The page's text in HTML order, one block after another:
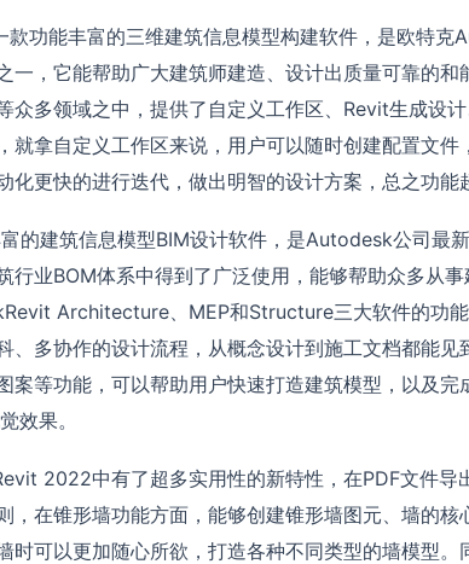
功能丰富的三维建筑信息模型构建软件，是欧特克
一，它能帮助广大建筑师建造、设计出质量可靠的
众多领域之中，提供了自定义工作区、Revit生成设
就拿自定义工作区来说，用户可以随时创建配置文
化更快的进行迭代，做出明智的设计方案，总之功能
的建筑信息模型BIM设计软件，是Autodesk公司最
行业BOM体系中得到了广泛使用，能够帮助众多从
Architecture、MEP和Structure三大软件的功
、多协作的设计流程，从概念设计到施工文档都能
案等功能，可以帮助用户快速打造建筑模型，以及
效果。
2022中有了超多实用性的新特性，在PDF文件导
，在锥形墙功能方面，能够创建锥形墙图元、墙的
时可以更加随心所欲，打造各种不同类型的墙模型